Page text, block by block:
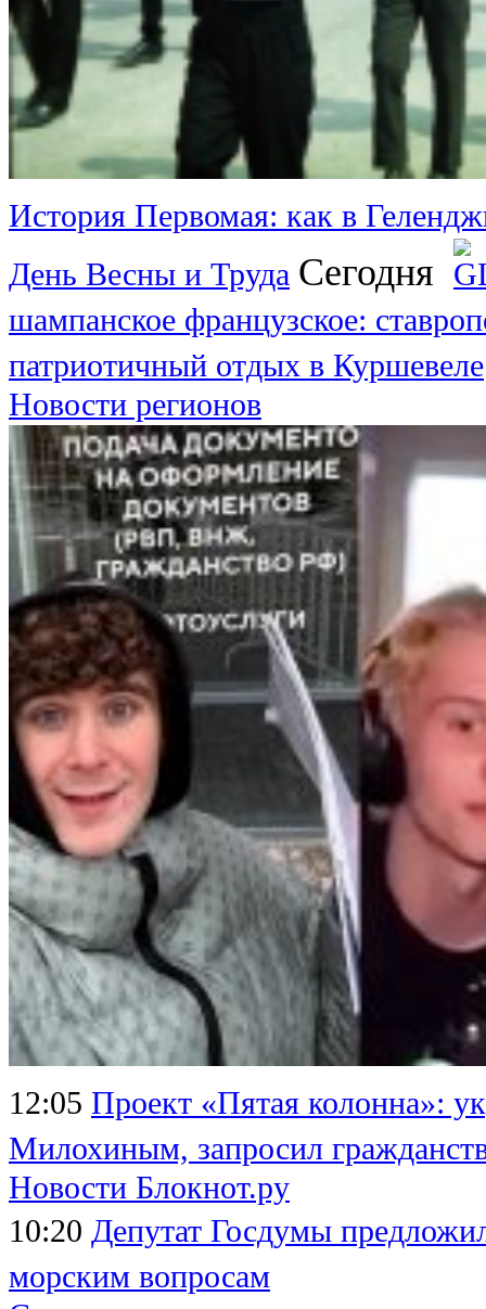
История Первомая: как в
День Весны и Труда Сегодня
шампанское французское:
патриотичный отдых в Куршевеле
Новости регионов
12:05 Проект «Пятая колонна»:
Милохиным, запросил
Новости Блокнот.ру
10:20 Депутат Госдумы
морским вопросам